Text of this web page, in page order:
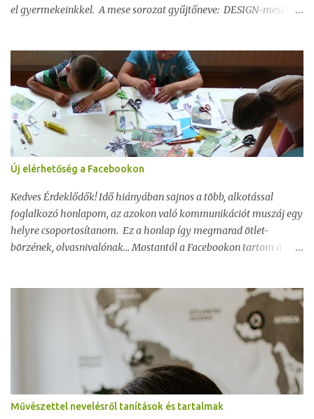
el gyermekeinkkel. A mese sorozat gyűjtőneve: DESIGN-mesék.
Új elérhetőség a Facebookon
Kedves Érdeklődők! Idő hiányában sajnos a több, alkotással
foglalkozó honlapom, az azokon való kommunikációt muszáj egy
helyre csoportosítanom. Ez a honlap így megmarad ötlet-
börzének, olvasnivalónak... Mostantól a Facebookon tartom a
több ismeretet átadni és minél több embernek segíteni abban,
hogy a gyereknevelés ne csak nyűg legyen, hanem egy csodálatos
alkotó, fejlesztő játék. A későbbiekben egy zárt csoportot is
létrehozok majd, ahol kizárólag ebben a témában segítek a
szülők, főleg az anyukák számára, természetesen hasonló
témában. Aki szeretné felvenni velem a kapcsolatot, szeretné,
hogy az aktualitások, hírek, ötletek, tanácsok és tanítások
Művészettel nevelésről tanítások és tartalmak